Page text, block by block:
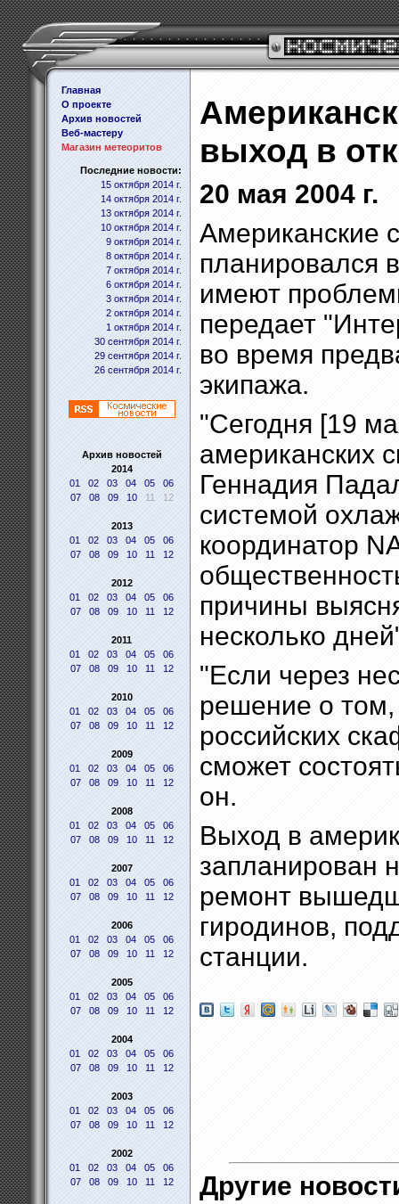
Главная
О проекте
Архив новостей
Веб-мастеру
Магазин метеоритов
Последние новости:
15 октября 2014 г.
14 октября 2014 г.
13 октября 2014 г.
10 октября 2014 г.
9 октября 2014 г.
8 октября 2014 г.
7 октября 2014 г.
6 октября 2014 г.
3 октября 2014 г.
2 октября 2014 г.
1 октября 2014 г.
30 сентября 2014 г.
29 сентября 2014 г.
26 сентября 2014 г.
Архив новостей
2014
01
02 03 04 05
06
07
08 09 10 11 12
2013
01
02 03 04 05
06
07
08 09 10 11 12
2012
01
02 03 04 05
06
07
08 09 10 11 12
2011
01
02 03 04 05
06
07
08 09 10 11 12
2010
01
02 03 04 05
06
07
08 09 10 11 12
2009
01
02 03 04 05
06
07
08 09 10 11 12
2008
01
02 03 04 05
06
07
08 09 10 11 12
2007
01
02 03 04 05
06
07
08 09 10 11 12
2006
01
02 03 04 05
06
07
08 09 10 11 12
2005
01
02 03 04 05
06
07
08 09 10 11 12
2004
01
02 03 04 05
06
07
08 09 10 11 12
2003
01
02 03 04 05
06
07
08 09 10 11 12
2002
01
02 03 04 05
06
07
08 09 10 11 12
выход в
20 мая 2004 г.
Американские
планировался
имеют
передает
во время
экипажа.
"Сегодня [19
американских
Геннадия
системой
координатор
причины
несколько
"Если через
решение о том,
российских
сможет
он.
Выход в
запланирован
ремонт
гиродинов,
станции.
Другие